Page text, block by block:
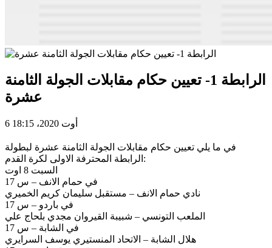
الرابطة 1- تعيين حكام مقابلات الجولة الثامنة
عشرة
6 أوت 2020، 18:15
في ما يلي تعيين حكام مقابلات الجولة الثامنة عشرة لبطولة
الرابطة المحترفة الاولى لكرة القدم:
السبت 8 اوت
في حمام الانف – س 17
نادي حمام الانف – مستقبل سليمان كريم الخميري
في باردو – س 17
الملعب التونسي – شبيبة القيروان مجدي بلحاج علي
في الشابة – س 17
هلال الشابة – الاتحاد المنستيري يوسف السرايري